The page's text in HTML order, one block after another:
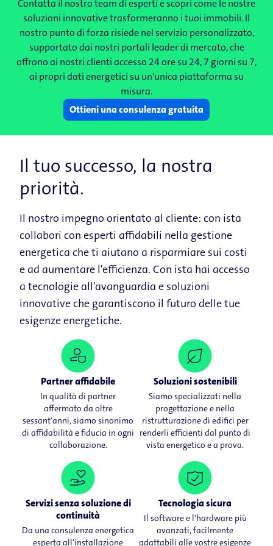
Contatta il nostro team di esperti e scopri come le nostre
soluzioni innovative trasformeranno i tuoi immobili. Il
nostro punto di forza risiede nel servizio personalizzato,
supportato dai nostri portali leader di mercato, che
offrono ai nostri clienti accesso 24 ore su 24, 7 giorni su 7,
ai propri dati energetici su un'unica piattaforma su
misura.
Ottieni una consulenza gratuita
Il tuo successo, la nostra
priorità.
Il nostro impegno orientato al cliente: con ista
collabori con esperti affidabili nella gestione
energetica che ti aiutano a risparmiare sui costi
e ad aumentare l'efficienza. Con ista hai accesso
a tecnologie all'avanguardia e soluzioni
innovative che garantiscono il futuro delle tue
esigenze energetiche.
Partner affidabile
In qualità di partner
affermato da oltre
sessant'anni, siamo sinonimo
di affidabilità e fiducia in ogni
collaborazione.
Soluzioni sostenibili
Siamo specializzati nella
progettazione e nella
ristrutturazione di edifici per
renderli efficienti dal punto di
vista energetico e a prova.
Servizi senza soluzione di
continuità
Da una consulenza energetica
esperta all'installazione
Tecnologia sicura
Il software e l'hardware più
avanzati, facilmente
adattabili alle vostre esigenze